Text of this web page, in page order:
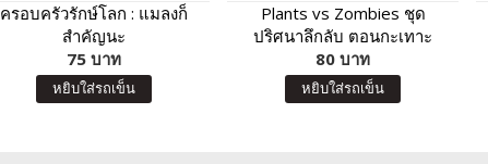
ครอบครัวรักษ์โลก : แมลงก็
สำคัญนะ
75 บาท
หยิบใส่รถเข็น
Plants vs Zombies ชุด
ปริศนาลึกลับ ตอนกะเทาะ
ปัญหาโรคภัยไข้เจ็บ
80 บาท
หยิบใส่รถเข็น